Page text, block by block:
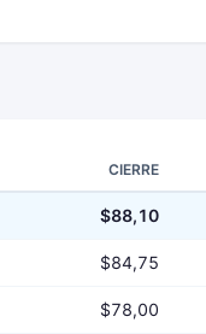
CIERRE
$88,10
$84,75
$78,00